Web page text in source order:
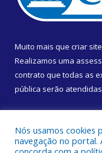
Muito mais que criar site
Realizamos uma
contrato que todas as
pública serão
Nós usamos cookies
navegação no portal.